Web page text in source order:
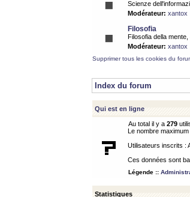
Scienze
Modérateur: xantox
Filosofia
Filosofia della mente,
Modérateur: xantox
Supprimer tous les cookies du
Index du forum
Qui est en ligne
Au total il y a 279
Le nombre
Utilisateurs inscrits :
Ces données sont
Légende ::
Statistiques